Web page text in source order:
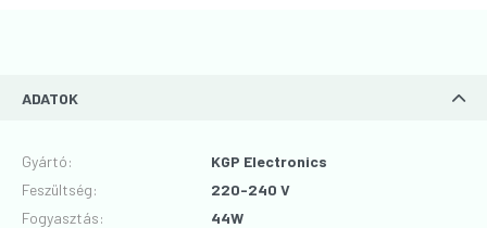
ADATOK
Gyártó:
KGP Electronics
Feszültség:
220-240 V
Fogyasztás:
44W